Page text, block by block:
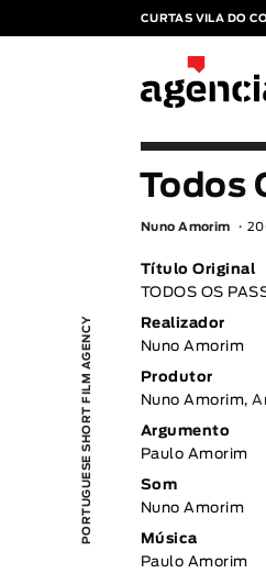
CURTAS VILA DO
PORTUGUESE SHORT FILM AGENCY
Todos
Nuno Amorim
Título Original
TODOS OS
Realizador
Nuno Amorim
Produtor
Nuno Amorim,
Argumento
Paulo Amorim
Som
Nuno Amorim
Música
Paulo Amorim